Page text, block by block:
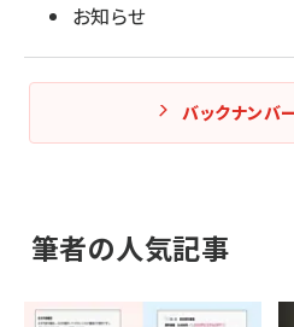
お知らせ
バックナンバ
筆者の人気記事